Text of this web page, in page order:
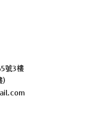
號3樓
)